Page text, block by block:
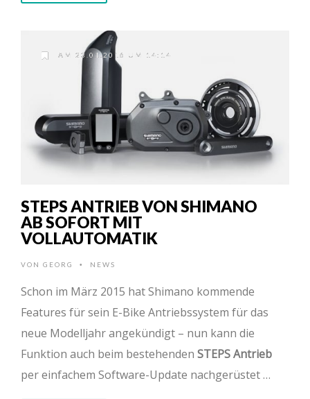
AM 23.01.2016 UM 14:14
STEPS ANTRIEB VON SHIMANO
AB SOFORT MIT
VOLLAUTOMATIK
VON GEORG • NEWS
Schon im März 2015 hat Shimano kommende
Features für sein E-Bike Antriebssystem für das
neue Modelljahr angekündigt – nun kann die
Funktion auch beim bestehenden STEPS Antrieb
per einfachem Software-Update nachgerüstet …